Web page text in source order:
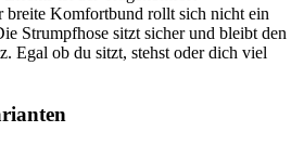
breite Komfortbund rollt sich nicht ein
Strumpfhose sitzt sicher und bleibt den
Egal ob du sitzt, stehst oder dich viel